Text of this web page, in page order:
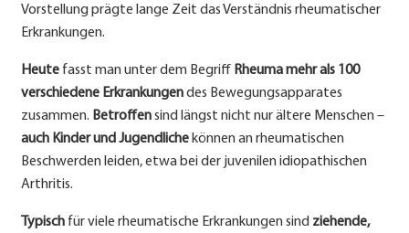
Vorstellung prägte lange Zeit das Verständnis rheumatischer
Erkrankungen.
Heute fasst man unter dem Begriff Rheumamehr als 100
verschiedene Erkrankungendes Bewegungsapparates
zusammen. Betroffensind längst nicht nur ältere Menschen –
auch Kinder und Jugendliche können an rheumatischen
Beschwerden leiden, etwa bei der juvenilen idiopathischen
Arthritis.
Typisch für viele rheumatische Erkrankungen sind ziehende,